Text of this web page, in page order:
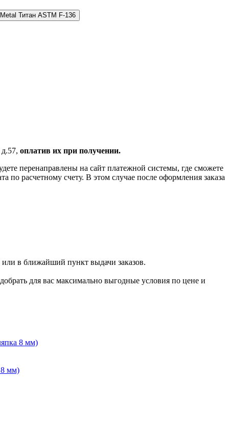
Титан ASTM F-136
оплатив их при получении.
перенаправлены на сайт платежной системы, где сможете
расчетному счету. В этом случае после оформления заказа
в ближайший пункт выдачи заказов.
для вас максимально выгодные условия по цене и
8 мм)